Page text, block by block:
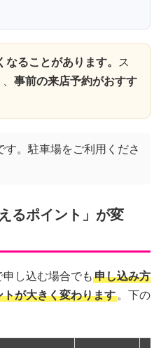
ることがあります。 ス
事前の来店予約がおすす
。駐車場をご利用くださ
るポイント」が変
し込む場合でも 申し込み方
が大きく変わります。下の